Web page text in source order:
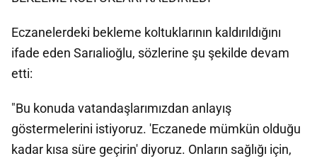
Eczanelerdeki bekleme koltuklarının kaldırıldığını
ifade eden Sarıalioğlu, sözlerine şu şekilde devam
etti:
"Bu konuda vatandaşlarımızdan anlayış
göstermelerini istiyoruz. 'Eczanede mümkün olduğu
kadar kısa süre geçirin' diyoruz. Onların sağlığı için,